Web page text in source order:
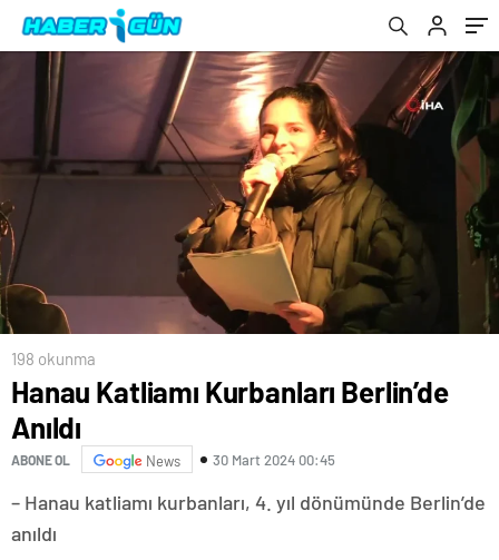
198 okunma
Hanau Katliamı Kurbanları Berlin’de
Anıldı
ABONE OL News 30 Mart 2024 00:45
– Hanau katliamı kurbanları, 4. yıl dönümünde Berlin’de
anıldı